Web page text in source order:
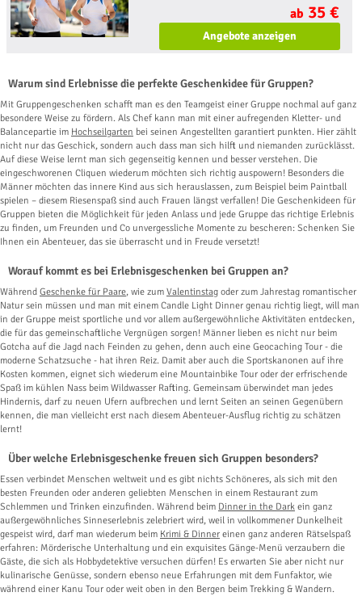
ab 35 €
Angebote anzeigen
Warum sind Erlebnisse die perfekte Geschenkidee für Gruppen?
Mit Gruppengeschenken schafft man es den Teamgeist einer Gruppe nochmal auf ganz
besondere Weise zu fördern. Als Chef kann man mit einer aufregenden Kletter- und
Balancepartie im Hochseilgarten bei seinen Angestellten garantiert punkten. Hier zählt
nicht nur das Geschick, sondern auch dass man sich hilft und niemanden zurücklässt.
Auf diese Weise lernt man sich gegenseitig kennen und besser verstehen. Die
eingeschworenen Cliquen wiederum möchten sich richtig auspowern! Besonders die
Männer möchten das innere Kind aus sich herauslassen, zum Beispiel beim Paintball
spielen – diesem Riesenspaß sind auch Frauen längst verfallen! Die Geschenkideen für
Gruppen bieten die Möglichkeit für jeden Anlass und jede Gruppe das richtige Erlebnis
zu finden, um Freunden und Co unvergessliche Momente zu bescheren: Schenken Sie
Ihnen ein Abenteuer, das sie überrascht und in Freude versetzt!
Worauf kommt es bei Erlebnisgeschenken bei Gruppen an?
Während Geschenke für Paare, wie zum Valentinstag oder zum Jahrestag romantischer
Natur sein müssen und man mit einem Candle Light Dinner genau richtig liegt, will man
in der Gruppe meist sportliche und vor allem außergewöhnliche Aktivitäten entdecken,
die für das gemeinschaftliche Vergnügen sorgen! Männer lieben es nicht nur beim
Gotcha auf die Jagd nach Feinden zu gehen, denn auch eine Geocaching Tour - die
moderne Schatzsuche - hat ihren Reiz. Damit aber auch die Sportskanonen auf ihre
Kosten kommen, eignet sich wiederum eine Mountainbike Tour oder der erfrischende
Spaß im kühlen Nass beim Wildwasser Rafting. Gemeinsam überwindet man jedes
Hindernis, darf zu neuen Ufern aufbrechen und lernt Seiten an seinen Gegenübern
kennen, die man vielleicht erst nach diesem Abenteuer-Ausflug richtig zu schätzen
lernt!
Über welche Erlebnisgeschenke freuen sich Gruppen besonders?
Essen verbindet Menschen weltweit und es gibt nichts Schöneres, als sich mit den
besten Freunden oder anderen geliebten Menschen in einem Restaurant zum
Schlemmen und Trinken einzufinden. Während beim Dinner in the Dark ein ganz
außergewöhnliches Sinneserlebnis zelebriert wird, weil in vollkommener Dunkelheit
gespeist wird, darf man wiederum beim Krimi & Dinner einen ganz anderen Rätselspaß
erfahren: Mörderische Unterhaltung und ein exquisites Gänge-Menü verzaubern die
Gäste, die sich als Hobbydetektive versuchen dürfen! Es erwarten Sie aber nicht nur
kulinarische Genüsse, sondern ebenso neue Erfahrungen mit dem Funfaktor, wie
während einer Kanu Tour oder weit oben in den Bergen beim Trekking & Wandern.